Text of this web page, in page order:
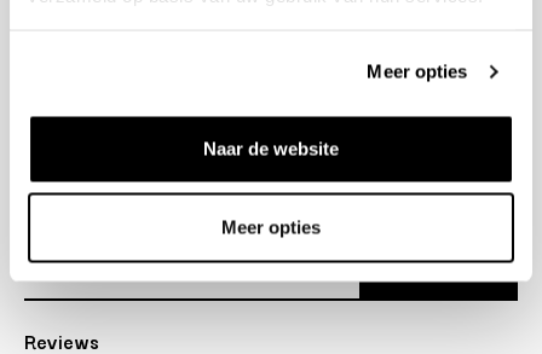
Meer opties
Naar de website
Meer opties
Over ons
Reviews